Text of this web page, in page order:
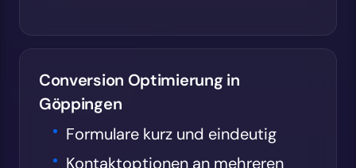
Conversion Optimierung in
Göppingen
Formulare kurz und eindeutig
Kontaktoptionen an mehreren